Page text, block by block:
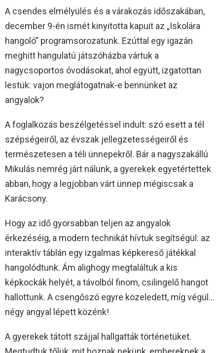
A csendes elmélyülés és a várakozás időszakában,
december 9-én ismét kinyitotta kapuit az „Iskolára
hangoló” programsorozatunk. Ezúttal egy igazán
meghitt hangulatú játszóházba vártuk a
nagycsoportos óvodásokat, ahol együtt, izgatottan
lestük: vajon meglátogatnak-e bennünket az
angyalok?
A foglalkozás beszélgetéssel indult: szó esett a tél
szépségeiről, az évszak jellegzetességeiről és
természetesen a téli ünnepekről. Bár a nagyszakállú
Mikulás nemrég járt nálunk, a gyerekek egyetértettek
abban, hogy a legjobban várt ünnep mégiscsak a
Karácsony.
Hogy az idő gyorsabban teljen az angyalok
érkezéséig, a modern technikát hívtuk segítségül: az
interaktív táblán egy izgalmas képkereső játékkal
hangolódtunk. Ám alighogy megtaláltuk a kis
képkockák helyét, a távolból finom, csilingelő hangot
hallottunk. A csengőszó egyre közeledett, míg végül…
négy angyal lépett közénk!
A gyerekek tátott szájjal hallgatták történetüket.